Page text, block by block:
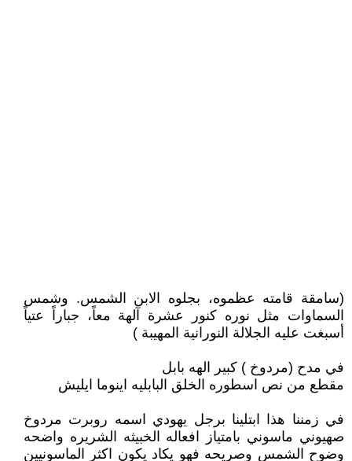
(سامقة قامته عظموه، بجلوه الابن الشمس. وشمس
السماوات مثل نوره كنور عشرة آلهة معاً، جباراً عتياً
أسبغت عليه الجلالة النورانية المهيبة )
في مدح (مردوخ ) كبير الهه بابل
مقطع من نص اسطوره الخلق البابليه اينوما ايليش
في زمننا هذا ابتلينا برجل يهودي اسمه روبرت مردوخ
صهيوني ماسوني بامتياز افعاله الخبيثه الشريره واضحه
وضوح الشمس وصريحه فهو يكاد يكون اكثر الماسونيين